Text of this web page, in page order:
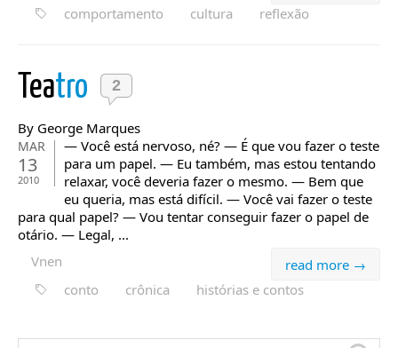
comportamento
cultura reflexão
Teatro 2
By George Marques
MAR
13
2010
— Você está nervoso, né? — É que vou fazer o teste
para um papel. — Eu também, mas estou tentando
relaxar, você deveria fazer o mesmo. — Bem que
eu queria, mas está difícil. — Você vai fazer o teste
para qual papel? — Vou tentar conseguir fazer o papel de
otário. — Legal, ...
read more →
Vnen
conto
crônica histórias e contos